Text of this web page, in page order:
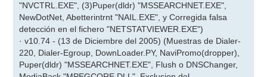
"NVCTRL.EXE", (3)Puper(dldr) "MSSEARCHNET.EXE",
NewDotNet, Abetterintrnt "NAIL.EXE", y Corregida falsa
detección en el fichero "NETSTATVIEWER.EXE")
· v10.74 - (13 de Diciembre del 2005) (Muestras de Dialer-
220, Dialer-Egroup, DownLoader.PY, NaviPromo(dropper),
Puper(dldr) "MSSEARCHNET.EXE", Flush o DNSChanger,